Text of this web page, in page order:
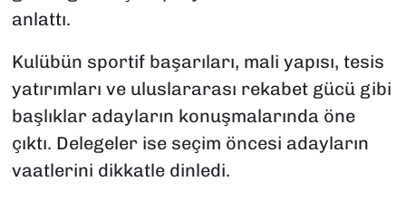
anlattı.
Kulübün sportif başarıları, mali yapısı, tesis
yatırımları ve uluslararası rekabet gücü gibi
başlıklar adayların konuşmalarında öne
çıktı. Delegeler ise seçim öncesi adayların
vaatlerini dikkatle dinledi.